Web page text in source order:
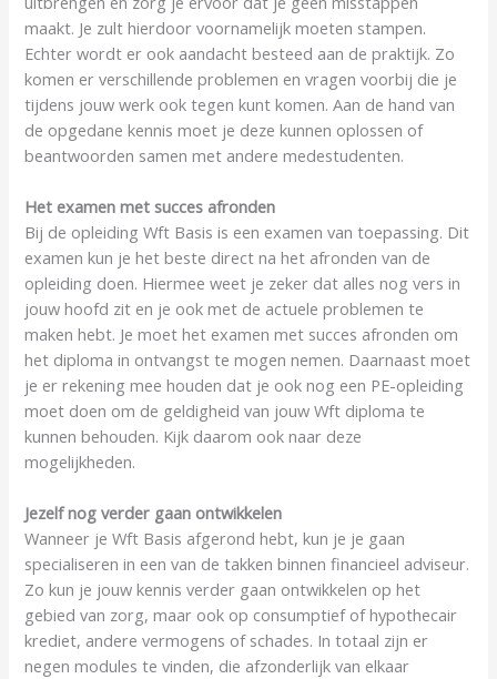
maakt. Je zult hierdoor voornamelijk moeten stampen.
Echter wordt er ook aandacht besteed aan de praktijk. Zo
komen er verschillende problemen en vragen voorbij die je
tijdens jouw werk ook tegen kunt komen. Aan de hand van
de opgedane kennis moet je deze kunnen oplossen of
beantwoorden samen met andere medestudenten.
Het examen met succes afronden
Bij de opleiding Wft Basis is een examen van toepassing. Dit
examen kun je het beste direct na het afronden van de
opleiding doen. Hiermee weet je zeker dat alles nog vers in
jouw hoofd zit en je ook met de actuele problemen te
maken hebt. Je moet het examen met succes afronden om
het diploma in ontvangst te mogen nemen. Daarnaast moet
je er rekening mee houden dat je ook nog een PE-opleiding
moet doen om de geldigheid van jouw Wft diploma te
kunnen behouden. Kijk daarom ook naar deze
mogelijkheden.
Jezelf nog verder gaan ontwikkelen
Wanneer je Wft Basis afgerond hebt, kun je je gaan
specialiseren in een van de takken binnen financieel adviseur.
Zo kun je jouw kennis verder gaan ontwikkelen op het
gebied van zorg, maar ook op consumptief of hypothecair
krediet, andere vermogens of schades. In totaal zijn er
negen modules te vinden, die afzonderlijk van elkaar